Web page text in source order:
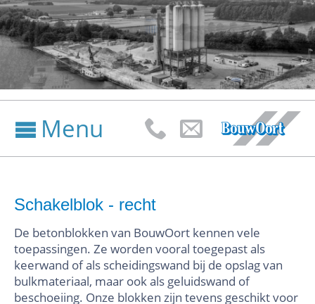
 Menu  
Schakelblok - recht
De betonblokken van BouwOort kennen vele
toepassingen. Ze worden vooral toegepast als
keerwand of als scheidingswand bij de opslag van
bulkmateriaal, maar ook als geluidswand of
beschoeiing. Onze blokken zijn tevens geschikt voor